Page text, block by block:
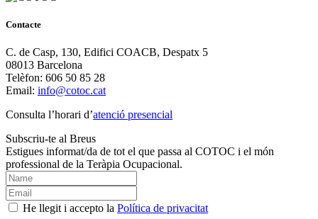
Contacte
C. de Casp, 130, Edifici COACB, Despatx 5
08013 Barcelona
Telèfon: 606 50 85 28
Email: info@cotoc.cat
Consulta l’horari d’atenció presencial
Subscriu-te al Breus
Estigues informat/da de tot el que passa al COTOC i el món
professional de la Teràpia Ocupacional.
He llegit i accepto la Política de privacitat